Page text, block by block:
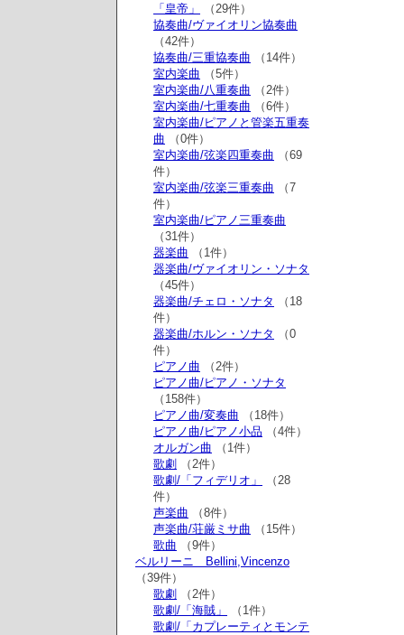
「皇帝」
（29件）
協奏曲/ヴァイオリン協奏曲
（42件）
協奏曲/三重協奏曲 （14件）
室内楽曲 （5件）
室内楽曲/八重奏曲 （2件）
室内楽曲/七重奏曲 （6件）
室内楽曲/ピアノと管楽五重奏
曲 （0件）
室内楽曲/弦楽四重奏曲 （69
件）
室内楽曲/弦楽三重奏曲 （7
件）
室内楽曲/ピアノ三重奏曲
（31件）
器楽曲 （1件）
器楽曲/ヴァイオリン・ソナタ
（45件）
器楽曲/チェロ・ソナタ
（18
件）
器楽曲/ホルン・ソナタ
（0
件）
ピアノ曲 （2件）
ピアノ曲/ピアノ・ソナタ
（158件）
ピアノ曲/変奏曲 （18件）
ピアノ曲/ピアノ小品 （4件）
オルガン曲 （1件）
歌劇
（2件）
歌劇/「フィデリオ」
（28
件）
声楽曲 （8件）
声楽曲/荘厳ミサ曲 （15件）
歌曲 （9件）
ベルリーニ Bellini,Vincenzo
（39件）
歌劇
（2件）
歌劇/「海賊」
（1件）
歌劇/「カプレーティとモンテ